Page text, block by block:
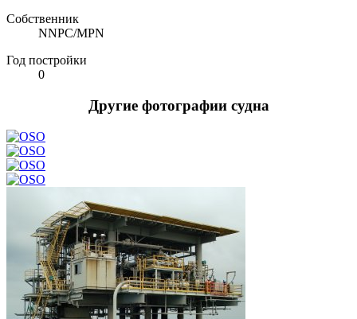
Собственник
NNPC/MPN
Год постройки
0
Другие фотографии судна